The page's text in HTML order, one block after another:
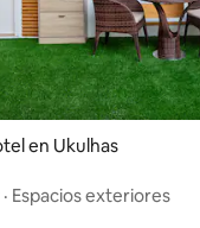
en Ukulhas
· Espacios exteriores